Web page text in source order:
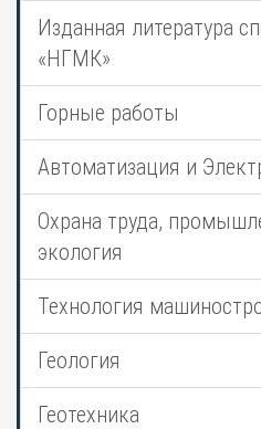
Изданная литература
«НГМК»
Горные работы
Автоматизация и
Охрана труда,
экология
Технология
Геология
Геотехника